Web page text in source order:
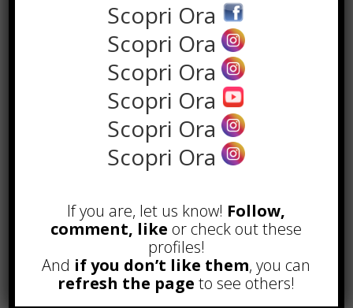
spalmabileExquisa senza lattosio
con lo zucchero in un contenitore e
mescolare con la frusta fino ad
avere una crema omogenea.
In un’altra ciotola sbattete le uova
con la forchetta e unitele poi alla
crema di formaggio.
incorporare bene le uova,
aggiungete la farina setacciata e un
po’ di scorza di limone grattugiata,
avendo cura di continuare a
mescolare. Una volta pronta, versate
Scopri Ora
Scopri Ora
Scopri Ora
Scopri Ora
Scopri Ora
Scopri Ora
If you are, let us know! Follow,
comment, like or check out these
profiles!
And if you don’t like them, you can
refresh the page to see others!